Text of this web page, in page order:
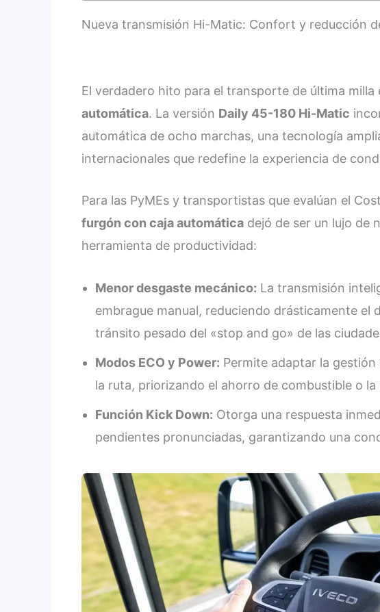
Nueva transmisión Hi-Matic: Confort y reducción
El verdadero hito para el transporte de última milla
automática. La versión Daily 45-180 Hi-Matic
automática de ocho marchas, una tecnología
internacionales que redefine la experiencia de
Para las PyMEs y transportistas que evalúan el
furgón con caja automática dejó de ser un lujo de
herramienta de productividad:
Menor desgaste mecánico: La transmisión
embrague manual, reduciendo drásticamente el
tránsito pesado del «stop and go» de las
Modos ECO y Power: Permite adaptar la
la ruta, priorizando el ahorro de combustible o
Función Kick Down: Otorga una respuesta
pendientes pronunciadas, garantizando una